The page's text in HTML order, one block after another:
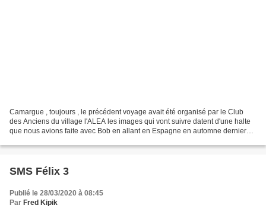
Camargue , toujours , le précédent voyage avait été organisé par le Club
des Anciens du village l'ALEA les images qui vont suivre datent d'une halte
que nous avions faite avec Bob en allant en Espagne en automne dernier
SMS Félix 3
Publié le 28/03/2020 à 08:45
Par Fred Kipik